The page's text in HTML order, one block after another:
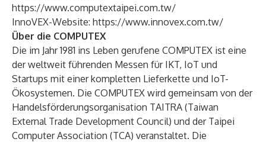
https://www.computextaipei.com.tw/
InnoVEX-Website: https://www.innovex.com.tw/
Über die COMPUTEX
Die im Jahr 1981 ins Leben gerufene COMPUTEX ist eine
der weltweit führenden Messen für IKT, IoT und
Startups mit einer kompletten Lieferkette und IoT-
Ökosystemen. Die COMPUTEX wird gemeinsam von der
Handelsförderungsorganisation TAITRA (Taiwan
External Trade Development Council) und der Taipei
Computer Association (TCA) veranstaltet. Die